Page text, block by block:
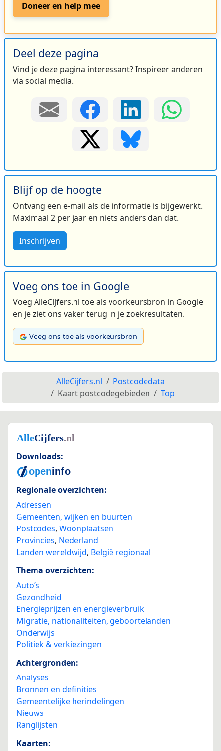
Doneer en help mee
Deel deze pagina
Vind je deze pagina interessant? Inspireer anderen
via social media.
Blijf op de hoogte
Ontvang een e-mail als de informatie is bijgewerkt.
Maximaal 2 per jaar en niets anders dan dat.
Inschrijven
Voeg ons toe in Google
Voeg AlleCijfers.nl toe als voorkeursbron in Google
en je ziet ons vaker terug in je zoekresultaten.
Voeg ons toe als voorkeursbron
AlleCijfers.nl
Postcodedata
Kaart postcodegebieden
Top
Downloads:
Regionale overzichten:
Adressen
Gemeenten, wijken en buurten
Postcodes, Woonplaatsen
Provincies, Nederland
Landen wereldwijd, België regionaal
Thema overzichten:
Auto’s
Gezondheid
Energieprijzen en energieverbruik
Migratie, nationaliteiten, geboortelanden
Onderwijs
Politiek & verkiezingen
Achtergronden:
Analyses
Bronnen en definities
Gemeentelijke herindelingen
Nieuws
Ranglijsten
Kaarten: